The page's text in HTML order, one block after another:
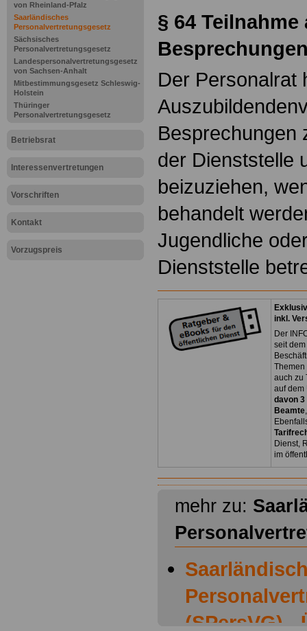
von Rheinland-Pfalz
Saarländisches
Personalvertretungsgesetz
Sächsisches
Personalvertretungsgesetz
Landespersonalvertretungsgesetz
von Sachsen-Anhalt
Mitbestimmungsgesetz Schleswig-
Holstein
Thüringer
Personalvertretungsgesetz
Betriebsrat
Interessenvertretungen
Vorschriften
Kontakt
Vorzugspreis
§ 64 Teilnahme
Der Personalrat
Besprechungen
der Dienststelle
beizuziehen,
behandelt
Jugendliche
Dienststelle
inkl.
Der
seit
Themen
auch zu
auf dem
davon 3
Beamte
Dienst,
im
mehr zu:
(SPersVG) -